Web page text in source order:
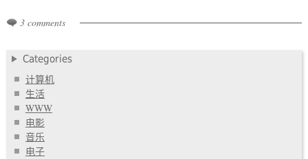
3 comments
Categories
计算机
生活
WWW
电影
音乐
电子